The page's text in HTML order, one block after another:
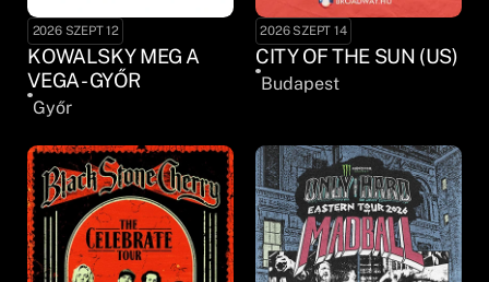
2026 SZEPT 12
KOWALSKY MEG A
VEGA - GYŐR
Győr
2026 SZEPT 14
CITY OF THE SUN (US)
Budapest